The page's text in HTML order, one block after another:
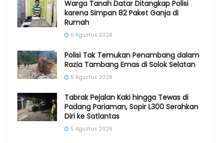
Warga Tanah Datar Ditangkap Polisi
karena Simpan 82 Paket Ganja di
Rumah
6 Agustus 2026
Polisi Tak Temukan Penambang dalam
Razia Tambang Emas di Solok Selatan
6 Agustus 2026
Tabrak Pejalan Kaki hingga Tewas di
Padang Pariaman, Sopir L300 Serahkan
Diri ke Satlantas
5 Agustus 2026